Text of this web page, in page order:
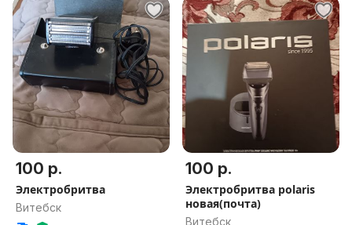
100 р.
Электробритва
Витебск
100 р.
Электробритва polaris
новая(почта)
Витебск